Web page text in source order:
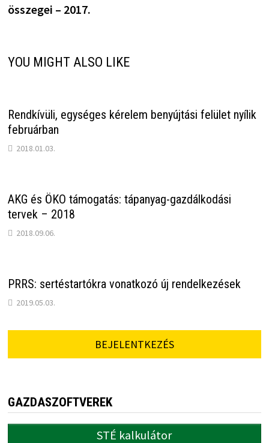
összegei – 2017.
YOU MIGHT ALSO LIKE
Rendkívüli, egységes kérelem benyújtási felület nyílik
februárban
2018.01.03.
AKG és ÖKO támogatás: tápanyag-gazdálkodási
tervek – 2018
2018.09.06.
PRRS: sertéstartókra vonatkozó új rendelkezések
2019.05.03.
BEJELENTKEZÉS
GAZDASZOFTVEREK
STÉ kalkulátor